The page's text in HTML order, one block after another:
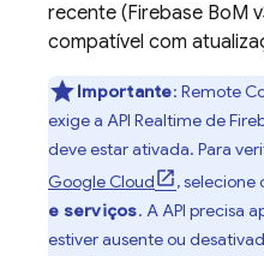
recente (Firebase BoM
compatível com
Importante: Remote
exige a API Realtime de
deve estar ativada. Para
Google Cloud
, selecione
e serviços. A API precisa
estiver ausente ou